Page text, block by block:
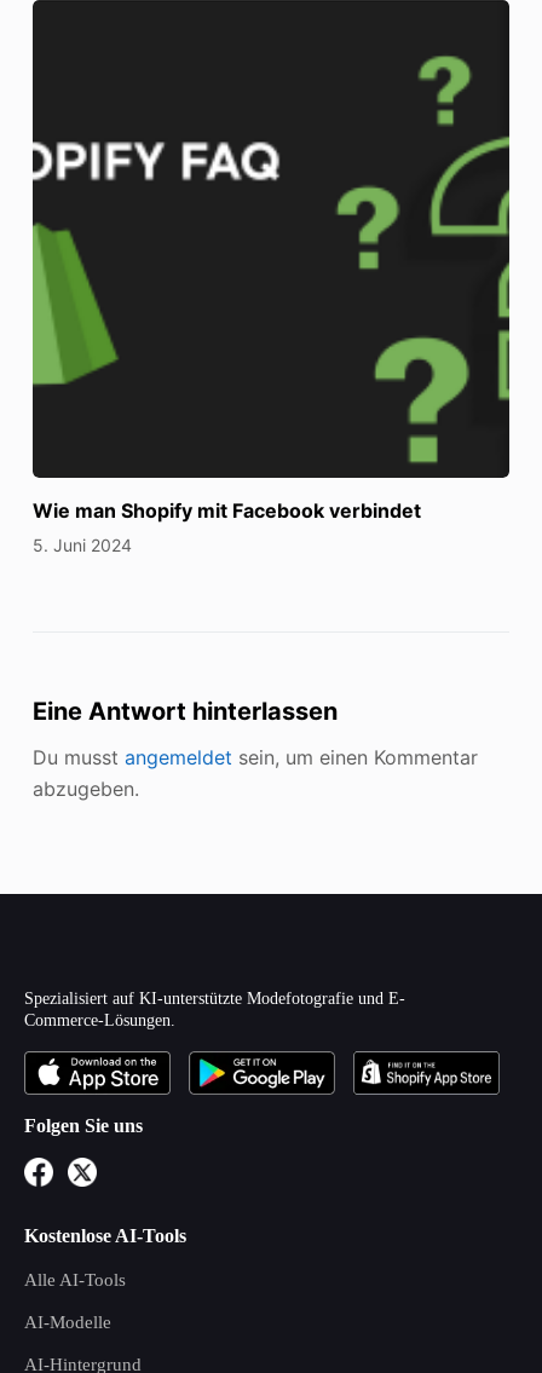
Wie man Shopify mit Facebook verbindet
5. Juni 2024
Eine Antwort hinterlassen
Du musst angemeldet sein, um einen Kommentar
abzugeben.
Spezialisiert auf KI-unterstützte Modefotografie und E-
Commerce-Lösungen.
Folgen Sie uns
Kostenlose AI-Tools
Alle AI-Tools
AI-Modelle
AI-Hintergrund